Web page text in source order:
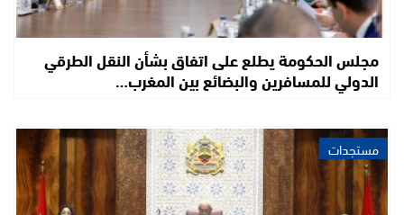
مجلس الحكومة يطلع على اتفاق بشأن النقل الطرقي
الدولي للمسافرين والبضائع بين المغرب…
مستجدات